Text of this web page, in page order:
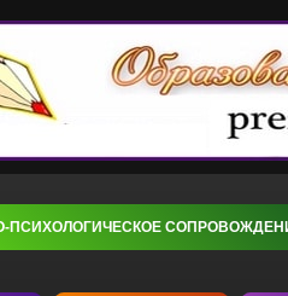
ПСИХОЛОГИЧЕСКОЕ